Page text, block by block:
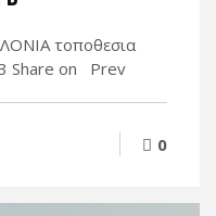
τοποθεσια
Share on Prev
0